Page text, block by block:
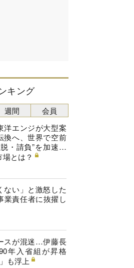
キング
洋エンジが大型案
換へ、世界で空前
・請負”を加速…
とは？
ない」と激怒した
業責任者に抜擢し
スが混迷…伊藤長
年入省組が昇格
も浮上
週間 会員